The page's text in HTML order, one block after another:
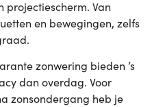
projectiescherm. Van
en bewegingen, zelfs
zonwering bieden ’s
dan overdag. Voor
zonsondergang heb je